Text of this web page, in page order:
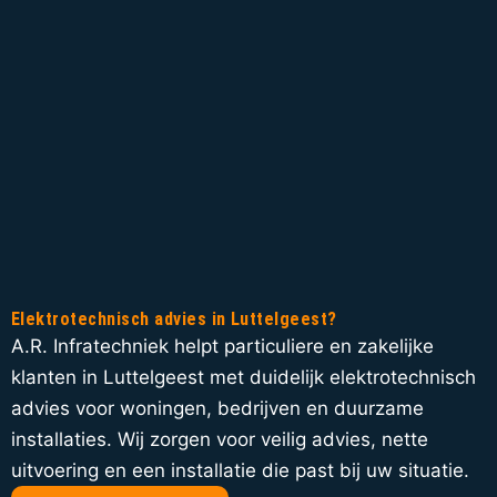
Elektrotechnisch advies in Luttelgeest?
A.R. Infratechniek helpt particuliere en zakelijke
klanten in Luttelgeest met duidelijk elektrotechnisch
advies voor woningen, bedrijven en duurzame
installaties. Wij zorgen voor veilig advies, nette
uitvoering en een installatie die past bij uw situatie.